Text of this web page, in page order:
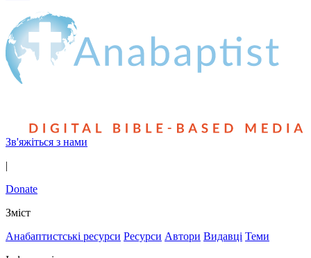
Зв'яжіться з нами
|
Donate
Зміст
Анабаптистські ресурси Ресурси Автори Видавці Теми